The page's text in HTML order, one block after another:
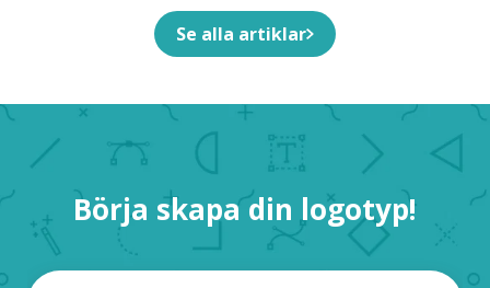
Se alla artiklar
Börja skapa din logotyp!